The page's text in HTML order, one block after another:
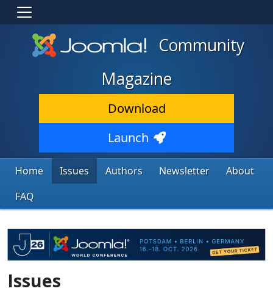
Community
Magazine
Download
Launch
Home Issues Authors Newsletter
About
FAQ
Issues